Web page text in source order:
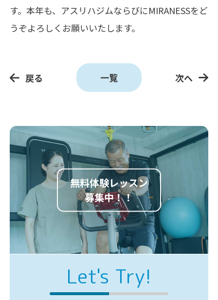
す。本年も、アスリハジムならびにMIRANESSをど
うぞよろしくお願いいたします。
戻る 一覧 次へ
無料体験レッスン
募集中！！
Let's Try!